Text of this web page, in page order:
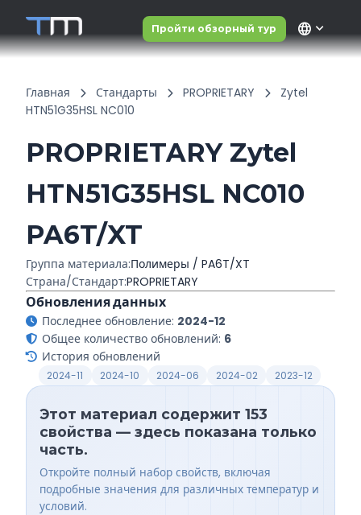
Пройти обзорный тур language
Главная Стандарты PROPRIETARY
Zytel
HTN51G35HSL NC010
PROPRIETARY Zytel
HTN51G35HSL NC010
PA6T/XT
Группа материала:Полимеры / PA6T/XT
Страна/Стандарт:PROPRIETARY
Обновления данных
Последнее обновление: 2024-12
Общее количество обновлений: 6
История обновлений
2024-11 2024-10 2024-06 2024-02 2023-12
Этот материал содержит 153
свойства — здесь показана только
часть.
Откройте полный набор свойств, включая
подробные значения для различных температур и
условий.